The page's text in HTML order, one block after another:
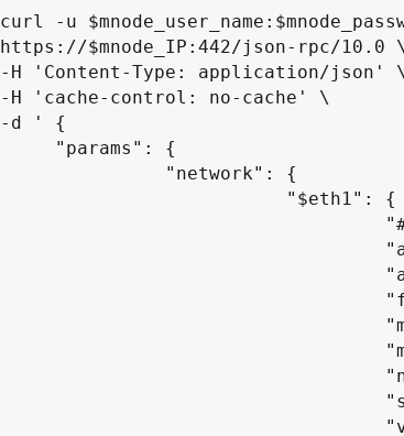
curl -u
https://$mnode_IP:442/json-rpc/10.0 \
-H 'Content-Type: application/json' \
-H 'cache-control: no-cache' \
-d ' {